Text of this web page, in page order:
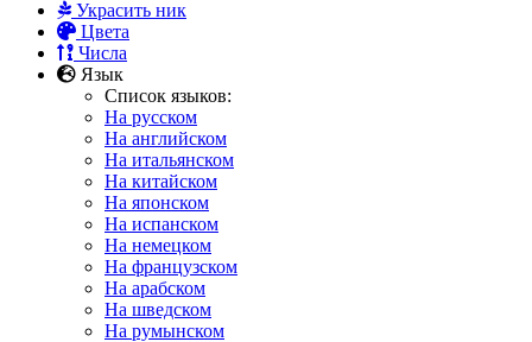
Украсить ник
Цвета
Числа
Язык
Список языков:
На русском
На английском
На итальянском
На китайском
На японском
На испанском
На немецком
На французском
На арабском
На шведском
На румынском